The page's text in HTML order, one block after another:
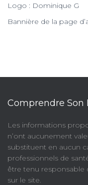
Logo : Dominique G
Bannière de la page
Comprendre Son
​Les informations
n’ont aucunement
substituent en aucun
professionnels de
être tenu responsable
sur le site.